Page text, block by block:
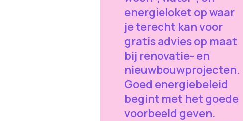
energieloket op waar
je terecht kan voor
gratis advies op maat
bij renovatie- en
nieuwbouwprojecten.
Goed energiebeleid
begint met het goede
voorbeeld geven.